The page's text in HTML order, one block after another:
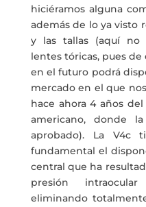
hiciéramos alguna
además de lo ya visto
y las tallas (aquí no
lentes tóricas, pues
en el futuro podrá
mercado en el que
hace ahora 4 años
americano, donde
aprobado). La V4c
fundamental el
central que ha
presión
eliminando